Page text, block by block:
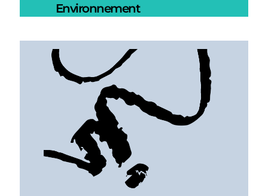
Environnement